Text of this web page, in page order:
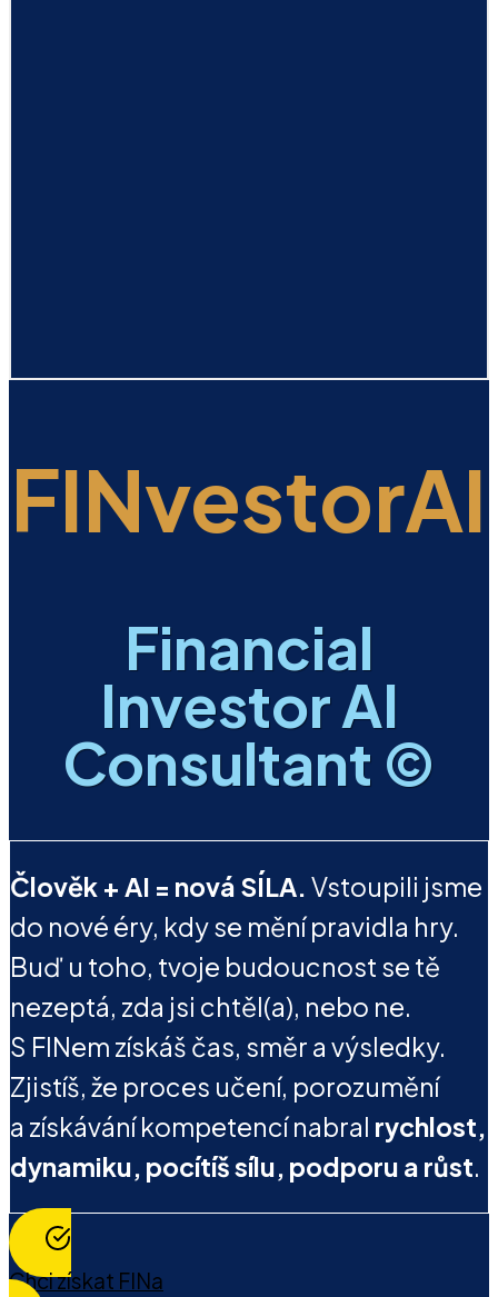
FINvestorAI
Financial
Investor AI
Consultant ©
Člověk + AI = nová SÍLA. Vstoupili jsme
do nové éry, kdy se mění pravidla hry.
Buď u toho, tvoje budoucnost se tě
nezeptá, zda jsi chtěl(a), nebo ne.
S FINem získáš čas, směr a výsledky.
Zjistíš, že proces učení, porozumění
a získávání kompetencí nabral rychlost,
dynamiku, pocítíš sílu, podporu a růst.
Chci získat FINa